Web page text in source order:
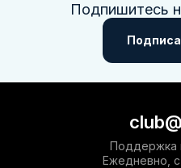
Подпишитесь
Поддержка
Ежедневно,